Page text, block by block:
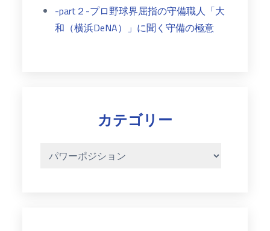
-part２-プロ野球界屈指の守備職人「大
和（横浜DeNA）」に聞く守備の極意
カテゴリー